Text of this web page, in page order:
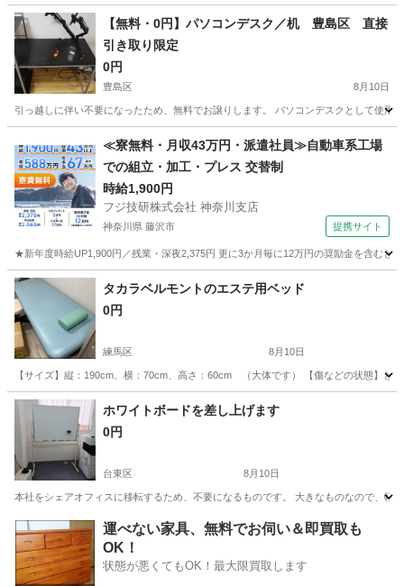
【無料・0円】パソコンデスク／机 豊島区 直接
引き取り限定
0円
豊島区 8月10日
引っ越しに伴い不要になったため、無料でお譲りします。 パソコンデスクとして使
家具 デスク
≪寮無料・月収43万円・派遣社員≫自動車系工場
での組立・加工・プレス 交替制
時給1,900円
フジ技研株式会社 神奈川支店
神奈川県 藤沢市 提携サイト
★新年度時給UP1,900円／残業・深夜2,375円 更に3か月毎に12万円の奨励金を含む
神奈川 藤沢市 その他
タカラベルモントのエステ用ベッド
0円
練馬区 8月10日
【サイズ】縦：190cm、横：70cm、高さ：60cm （大体です） 【傷などの状態】と
東京 練馬区 タカラベルモント
ホワイトボードを差し上げます
0円
台東区 8月10日
本社をシェアオフィスに移転するため、不要になるものです。 大きなものなので、軽
東京 台東区 オフィス用家具 軽トラ
運べない家具、無料でお伺い＆即買取も
OK！
状態が悪くてもOK！最大限買取します